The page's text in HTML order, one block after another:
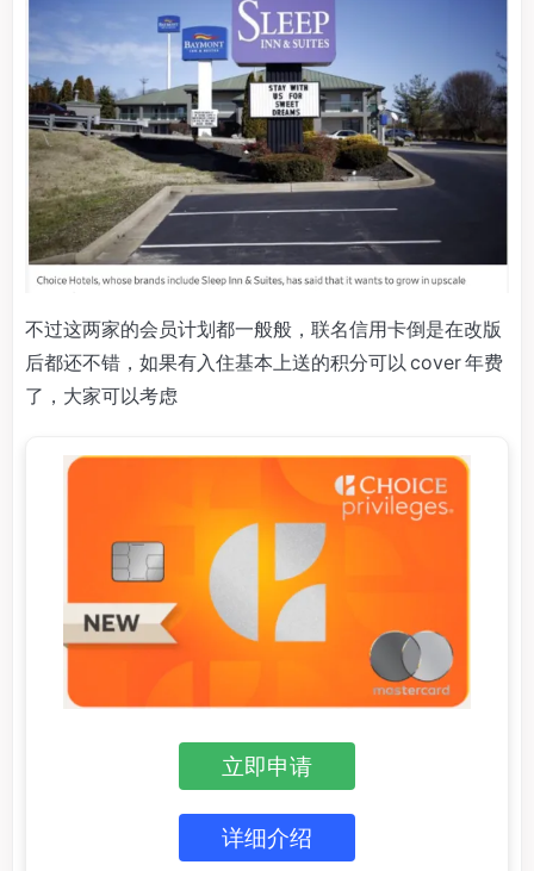
不过这两家的会员计划都一般般，联名信用卡倒是在改版
后都还不错，如果有入住基本上送的积分可以 cover 年费
了，大家可以考虑
立即申请
详细介绍